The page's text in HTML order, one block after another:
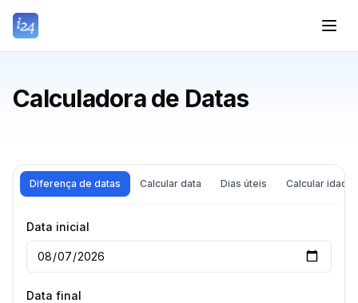
Calculadora de Datas
Diferença de datas Calcular data Dias úteis Calcular idade
Data inicial
Data final